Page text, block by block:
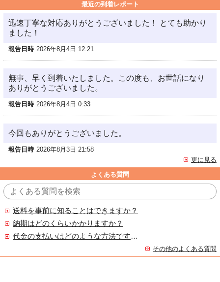
最近の到着レポート
迅速丁寧な対応ありがとうございました！ とても助かり
ました！
報告日時 2026年8月4日 12:21
無事、早く到着いたしました。この度も、お世話になり
ありがとうございました。
報告日時 2026年8月4日 0:33
今回もありがとうございました。
報告日時 2026年8月3日 21:58
更に見る
よくある質問
送料を事前に知ることはできますか？
納期はどのくらいかかりますか？
代金の支払いはどのような方法ですか？
その他のよくある質問